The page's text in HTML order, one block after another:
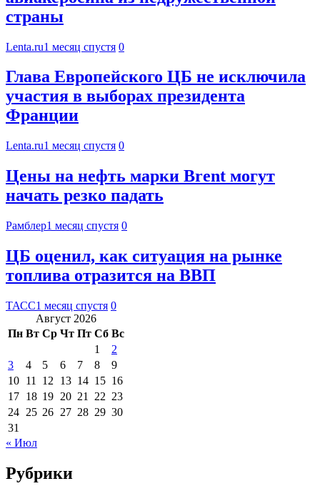
страны
Lenta.ru1 месяц спустя 0
Глава Европейского ЦБ не исключила
участия в выборах президента
Франции
Lenta.ru1 месяц спустя 0
Цены на нефть марки Brent могут
начать резко падать
Рамблер1 месяц спустя 0
ЦБ оценил, как ситуация на рынке
топлива отразится на ВВП
ТАСС1 месяц спустя 0
Август 2026
Пн Вт Ср Чт Пт Сб Вс
1
2
3
4 5 6 7 8
9
10 11 12 13 14 15 16
17 18 19 20 21 22 23
24 25 26 27 28 29 30
31
« Июл
Рубрики